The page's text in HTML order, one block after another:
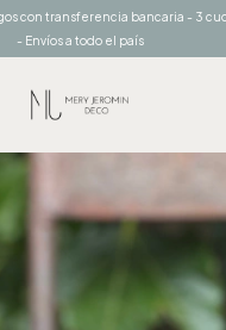
con transferencia bancaria - 3
- Envíos a todo el país